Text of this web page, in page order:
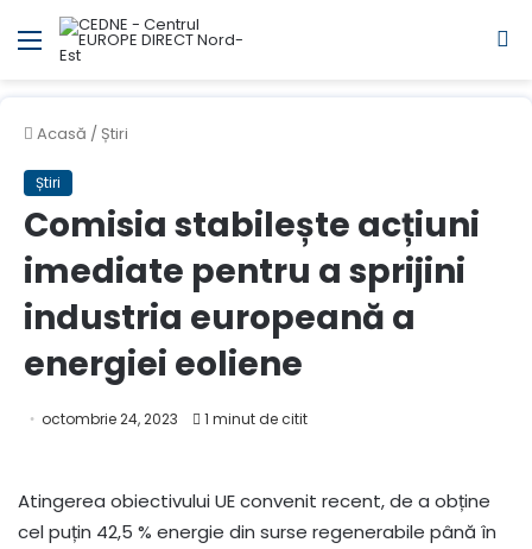
Meniul
Acasă / Știri
Știri
Comisia stabilește acțiuni
imediate pentru a sprijini
industria europeană a
energiei eoliene
octombrie 24, 2023 1 minut de citit
Atingerea obiectivului UE convenit recent, de a obține
cel puțin 42,5 % energie din surse regenerabile până în